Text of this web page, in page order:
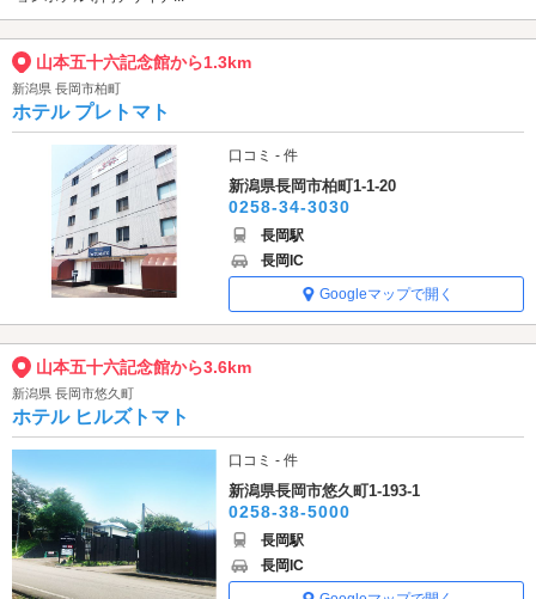
山本五十六記念館から1.3km
新潟県 長岡市柏町
ホテル プレトマト
口コミ - 件
新潟県長岡市柏町1-1-20
0258-34-3030
長岡駅
長岡IC
Googleマップで開く
山本五十六記念館から3.6km
新潟県 長岡市悠久町
ホテル ヒルズトマト
口コミ - 件
新潟県長岡市悠久町1-193-1
0258-38-5000
長岡駅
長岡IC